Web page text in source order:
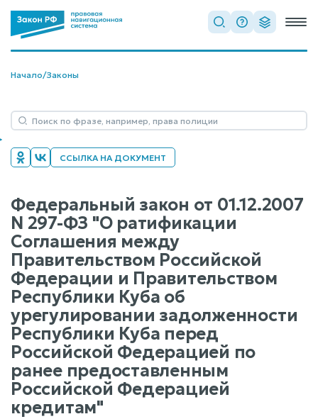
Начало/Законы
ССЫЛКА НА ДОКУМЕНТ
Федеральный закон от 01.12.2007
N 297-ФЗ "О ратификации
Соглашения между
Правительством Российской
Федерации и Правительством
Республики Куба об
урегулировании задолженности
Республики Куба перед
Российской Федерацией по
ранее предоставленным
Российской Федерацией
кредитам"